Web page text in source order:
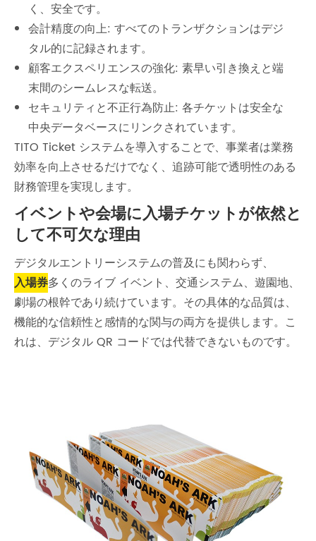
く、安全です。
会計精度の向上: すべてのトランザクションはデジ
タル的に記録されます。
顧客エクスペリエンスの強化: 素早い引き換えと端
末間のシームレスな転送。
セキュリティと不正行為防止: 各チケットは安全な
中央データベースにリンクされています。
TITO Ticket システムを導入することで、事業者は業務
効率を向上させるだけでなく、追跡可能で透明性のある
財務管理を実現します。
イベントや会場に入場チケットが依然と
して不可欠な理由
デジタルエントリーシステムの普及にも関わらず、
入場券多くのライブ イベント、交通システム、遊園地、
劇場の根幹であり続けています。その具体的な品質は、
機能的な信頼性と感情的な関与の両方を提供します。こ
れは、デジタル QR コードでは代替できないものです。